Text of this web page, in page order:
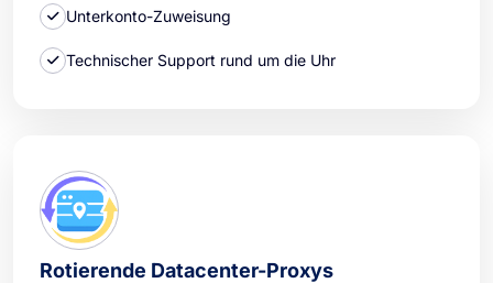
Unterkonto-Zuweisung
Technischer Support rund um die Uhr
Rotierende Datacenter-Proxys